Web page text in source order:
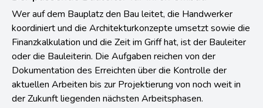
Der passende Bauleiter für Ihren Umbau
Wer auf dem Bauplatz den Bau leitet, die Handwerker
koordiniert und die Architekturkonzepte umsetzt sowie die
Finanzkalkulation und die Zeit im Griff hat, ist der Bauleiter
oder die Bauleiterin. Die Aufgaben reichen von der
Dokumentation des Erreichten über die Kontrolle der
aktuellen Arbeiten bis zur Projektierung von noch weit in